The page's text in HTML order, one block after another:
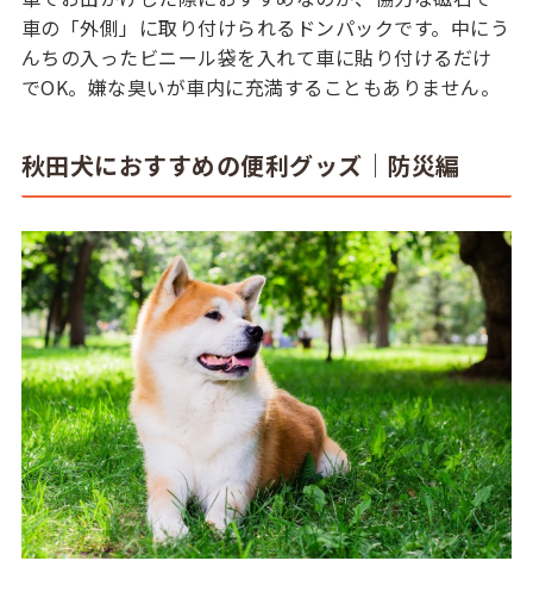
車の「外側」に取り付けられるドンパックです。中にう
んちの入ったビニール袋を入れて車に貼り付けるだけ
でOK。嫌な臭いが車内に充満することもありません。
秋田犬におすすめの便利グッズ｜防災編